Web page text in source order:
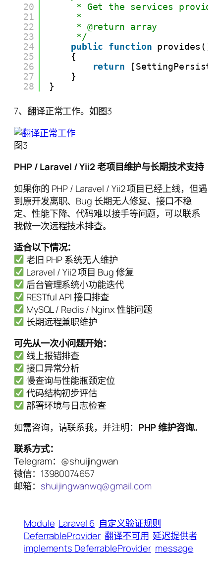
20
21
22
23
24
25
26
27
28
* Get the services
*
* @return array
*/
public
function provides()
{
return
}
}
7、翻译正常工作。如图3
图3
PHP / Laravel / Yii2 老项目维护与长期技术支持
如果你的 PHP / Laravel / Yii2 项目已经上线，但遇
到原开发离职、Bug 长期无人修复、接口不稳
定、性能下降、代码难以接手等问题，可以联系
我做一次远程技术排查。
适合以下情况：
老旧 PHP 系统无人维护
Laravel / Yii2 项目 Bug 修复
后台管理系统小功能迭代
RESTful API 接口排查
MySQL / Redis / Nginx 性能问题
长期远程兼职维护
可先从一次小问题开始：
线上报错排查
接口异常分析
慢查询与性能瓶颈定位
代码结构初步评估
部署环境与日志检查
如需咨询，请联系我，并注明： PHP 维护咨询。
联系方式：
Telegram：@shuijingwan
微信：13980074657
邮箱： shuijingwanwq@gmail.com
Module Laravel 6 自定义验证规则
DeferrableProvider 翻译不可用 延迟提供者
implements DeferrableProvider message